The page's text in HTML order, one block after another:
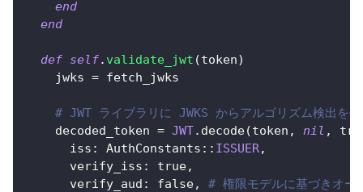
end
end
def self. validate_jwt (token)
    jwks
= fetch_jwks
# JWT ライブラリに JWKS からアルゴリズム検出を
    decoded_token
= JWT. decode(token , nil ,
iss : AuthConstants :: ISSUER,
verify_iss : true,
verify_aud : false,
# 権限モデルに基づきオー